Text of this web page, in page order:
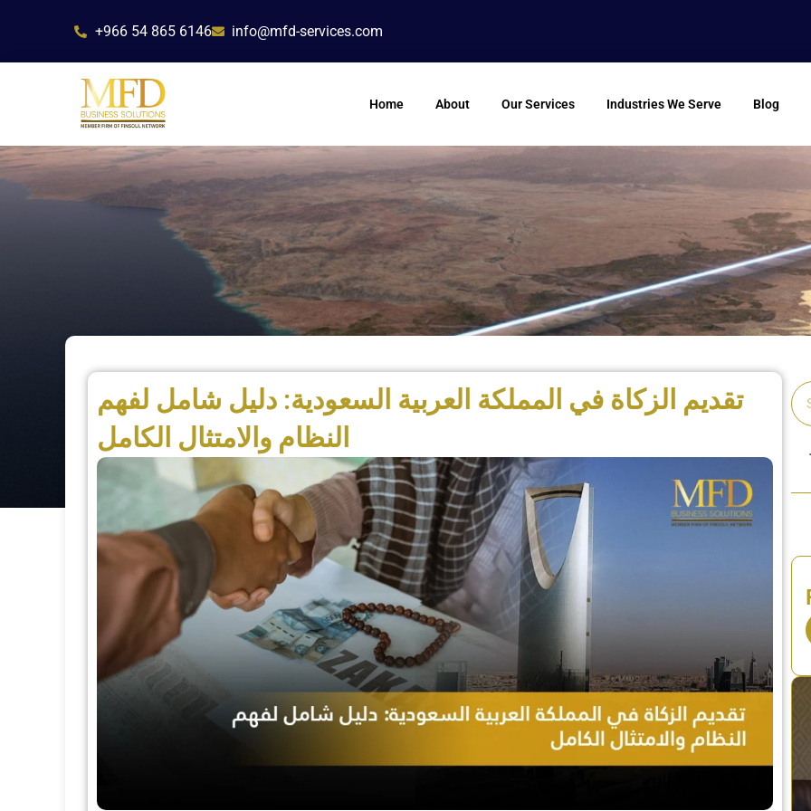
content
+966 54 865 6146 info@mfd-services.com
Home About Our Services Industries We Serve Blog
تقديم الزكاة في المملكة العربية السعودية: دليل شامل لفهم
النظام والامتثال الكامل